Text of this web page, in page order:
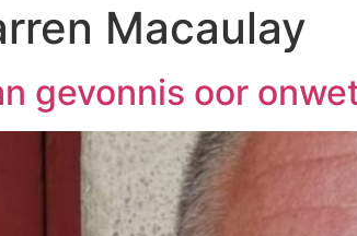
Macaulay
gevonnis oor